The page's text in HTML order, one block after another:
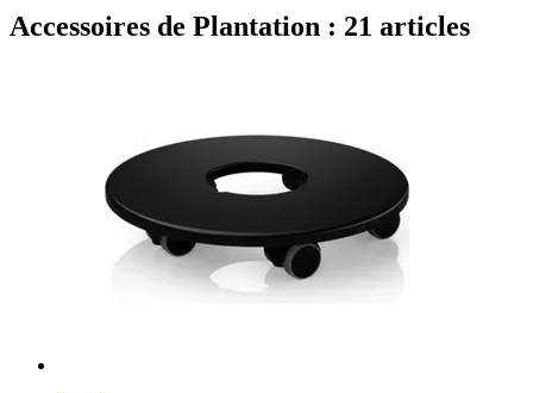
Accessoires de Plantation : 21 articles